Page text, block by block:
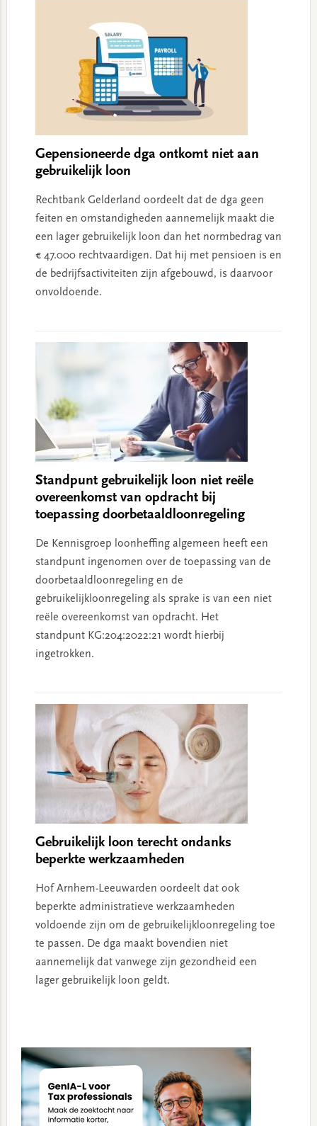
Gepensioneerde dga ontkomt niet aan
gebruikelijk loon
Rechtbank Gelderland oordeelt dat de dga geen
feiten en omstandigheden aannemelijk maakt die
een lager gebruikelijk loon dan het normbedrag van
€ 47.000 rechtvaardigen. Dat hij met pensioen is en
de bedrijfsactiviteiten zijn afgebouwd, is daarvoor
onvoldoende.
Standpunt gebruikelijk loon niet reële
overeenkomst van opdracht bij
toepassing doorbetaaldloonregeling
De Kennisgroep loonheffing algemeen heeft een
standpunt ingenomen over de toepassing van de
doorbetaaldloonregeling en de
gebruikelijkloonregeling als sprake is van een niet
reële overeenkomst van opdracht. Het
standpunt KG:204:2022:21 wordt hierbij
ingetrokken.
Gebruikelijk loon terecht ondanks
beperkte werkzaamheden
Hof Arnhem-Leeuwarden oordeelt dat ook
beperkte administratieve werkzaamheden
voldoende zijn om de gebruikelijkloonregeling toe
te passen. De dga maakt bovendien niet
aannemelijk dat vanwege zijn gezondheid een
lager gebruikelijk loon geldt.
Sidebar